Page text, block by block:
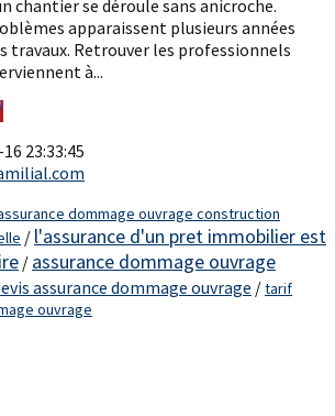
chantier se déroule sans anicroche.
apparaissent plusieurs années
travaux. Retrouver les professionnels
à...
23:33:45
dommage ouvrage construction
/ l'assurance d'un pret immobilier est
/ assurance dommage ouvrage
assurance dommage ouvrage /tarif
ouvrage